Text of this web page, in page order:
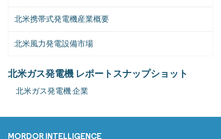
北米携帯式発電機産業概要
北米風力発電設備市場
北米ガス発電機 レポートスナップショット
北米ガス発電機 企業
MORDOR INTELLIGENCE